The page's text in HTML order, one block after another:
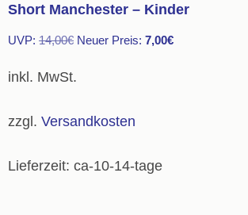
Short Manchester – Kinder
UVP: 14,00€ Ursprünglicher
Neuer Preis: 7,00€Aktueller
inkl. MwSt.
zzgl. Versandkosten
Lieferzeit: ca-10-14-tage